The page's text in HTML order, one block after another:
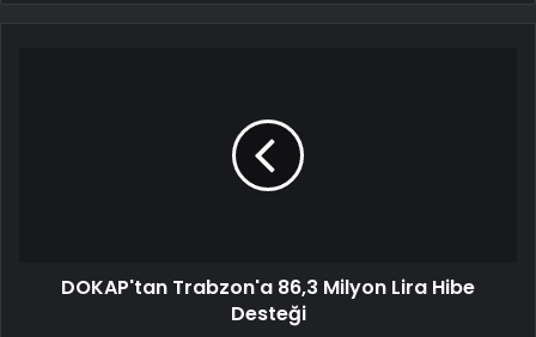
DOKAP'tan Trabzon'a 86,3 Milyon Lira Hibe
Desteği